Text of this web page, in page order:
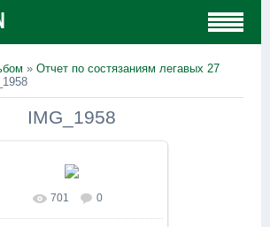
» Отчет по состязаниям легавых 27
IMG_1958
В реальном размере
701 0